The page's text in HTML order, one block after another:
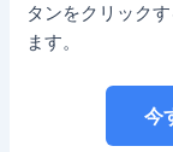
タンをクリック
ます。
今